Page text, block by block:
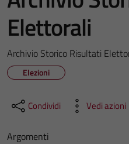
Elettorali
Archivio Storico Risultati
Elezioni
Condividi Vedi azioni
Argomenti